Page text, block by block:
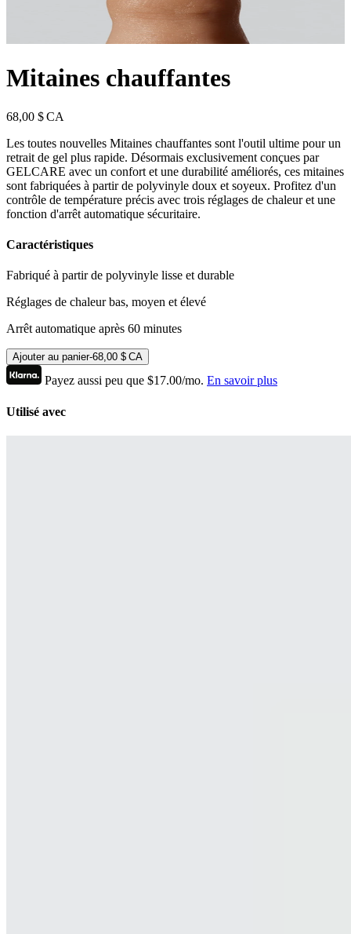
Mitaines chauffantes
68,00 $ CA
Les toutes nouvelles Mitaines chauffantes sont l'outil ultime pour un
retrait de gel plus rapide. Désormais exclusivement conçues par
GELCARE avec un confort et une durabilité améliorés, ces mitaines
sont fabriquées à partir de polyvinyle doux et soyeux. Profitez d'un
contrôle de température précis avec trois réglages de chaleur et une
fonction d'arrêt automatique sécuritaire.
Caractéristiques
Fabriqué à partir de polyvinyle lisse et durable
Réglages de chaleur bas, moyen et élevé
Arrêt automatique après 60 minutes
Ajouter au panier-68,00 $ CA
Payez aussi peu que $17.00/mo. En savoir plus
Utilisé avec